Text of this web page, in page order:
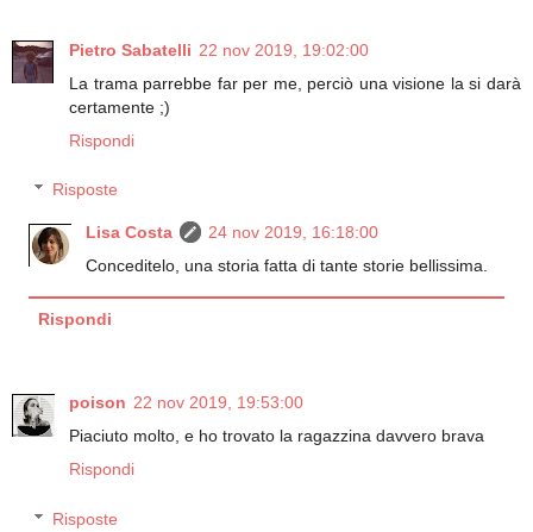
Pietro Sabatelli 22 nov 2019, 19:02:00
La trama parrebbe far per me, perciò una visione la si darà
certamente ;)
Rispondi
Risposte
Lisa Costa
24 nov 2019, 16:18:00
Conceditelo, una storia fatta di tante storie bellissima.
Rispondi
poison 22 nov 2019, 19:53:00
Piaciuto molto, e ho trovato la ragazzina davvero brava
Rispondi
Risposte